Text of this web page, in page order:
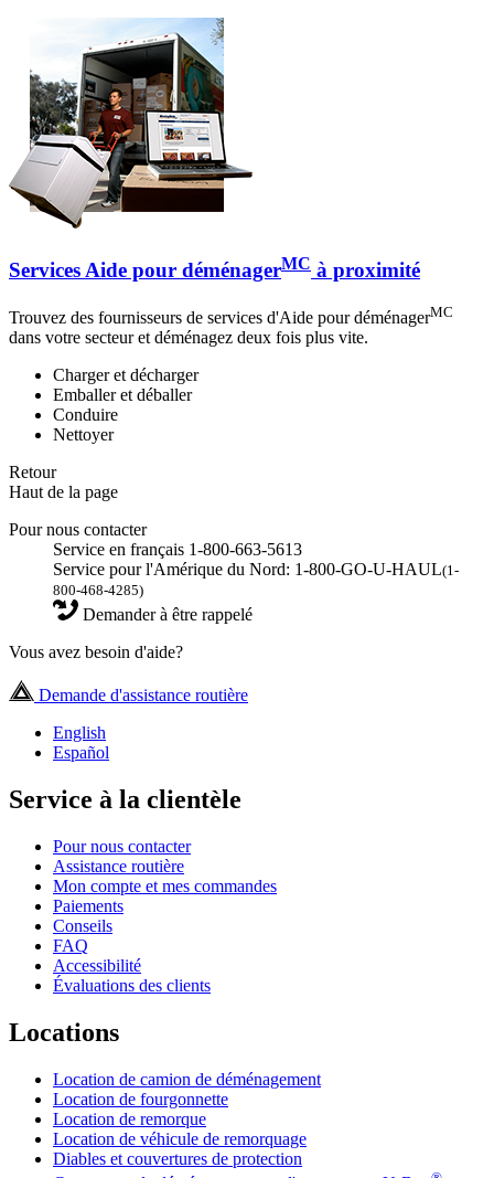
Services Aide pour déménagerMC à proximité
Trouvez des fournisseurs de services d'Aide pour déménagerMC
dans votre secteur et déménagez deux fois plus vite.
Charger et décharger
Emballer et déballer
Conduire
Nettoyer
Retour
Haut de la page
Pour nous contacter
Service en français 1-800-663-5613
Service pour l'Amérique du Nord: 1-800-GO-U-HAUL(1-
800-468-4285)
Demander à être rappelé
Vous avez besoin d'aide?
Demande d'assistance routière
English
Español
Service à la clientèle
Pour nous contacter
Assistance routière
Mon compte et mes commandes
Paiements
Conseils
FAQ
Accessibilité
Évaluations des clients
Locations
Location de camion de déménagement
Location de fourgonnette
Location de remorque
Location de véhicule de remorquage
Diables et couvertures de protection